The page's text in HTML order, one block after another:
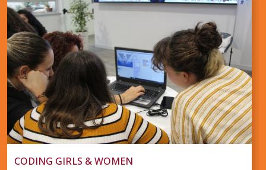
CODING GIRLS & WOMEN